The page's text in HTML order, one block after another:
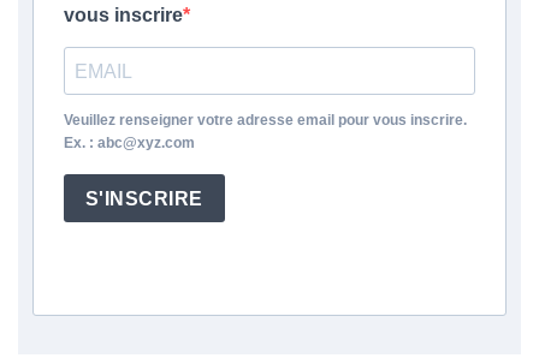
vous inscrire
Veuillez renseigner votre adresse email pour vous inscrire.
Ex. : abc@xyz.com
S'INSCRIRE